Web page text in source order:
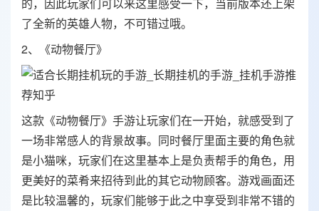
的，因此玩家们可以来这里感受一下，当前版本还上架
了全新的英雄人物，不可错过哦。
2、《动物餐厅》
这款《动物餐厅》手游让玩家们在一开始，就感受到了
一场非常感人的背景故事。同时餐厅里面主要的角色就
是小猫咪，玩家们在这里基本上是负责帮手的角色，用
更美好的菜肴来招待到此的其它动物顾客。游戏画面还
是比较温馨的，玩家们能够于此之中享受到非常不错的